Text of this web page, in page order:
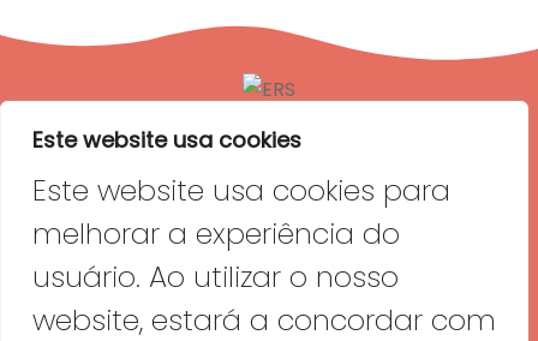
Este website usa cookies
Este website usa cookies para
melhorar a experiência do
usuário. Ao utilizar o nosso
website, estará a concordar com
24209/2024